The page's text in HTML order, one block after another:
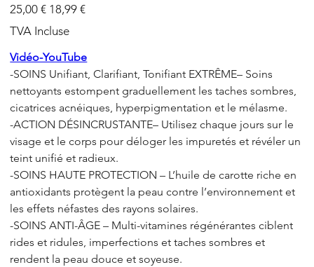
Prix
d’origine
25,00 € Prix
promotionnel
18,99 €
TVA Incluse
Vidéo-YouTube
-SOINS Unifiant, Clarifiant, Tonifiant EXTRÊME– Soins
nettoyants estompent graduellement les taches sombres,
cicatrices acnéiques, hyperpigmentation et le mélasme.
-ACTION DÉSINCRUSTANTE– Utilisez chaque jours sur le
visage et le corps pour déloger les impuretés et révéler un
teint unifié et radieux.
-SOINS HAUTE PROTECTION – L’huile de carotte riche en
antioxidants protègent la peau contre l’environnement et
les effets néfastes des rayons solaires.
-SOINS ANTI-ÂGE – Multi-vitamines régénérantes ciblent
rides et ridules, imperfections et taches sombres et
rendent la peau douce et soyeuse.